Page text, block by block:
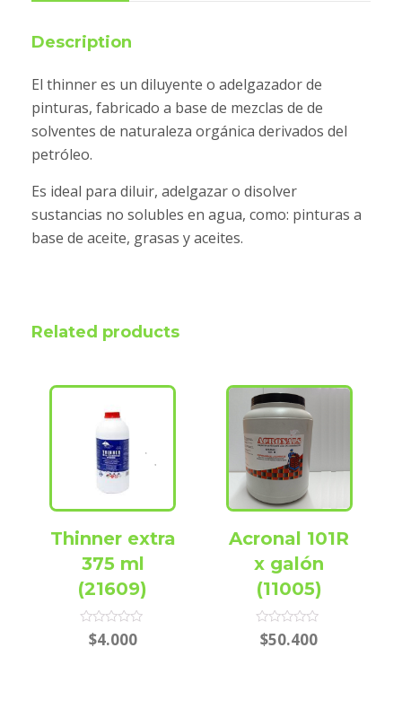
Description
El thinner es un diluyente o adelgazador de
pinturas, fabricado a base de mezclas de de
solventes de naturaleza orgánica derivados del
petróleo.
Es ideal para diluir, adelgazar o disolver
sustancias no solubles en agua, como: pinturas a
base de aceite, grasas y aceites.
Related products
Thinner extra
375 ml
(21609)
Rated
$4.000
Acronal 101R
x galón
(11005)
Rated
0$50.400